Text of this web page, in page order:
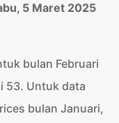
5 Maret 2025
bulan Februari
53. Untuk data
bulan Januari,